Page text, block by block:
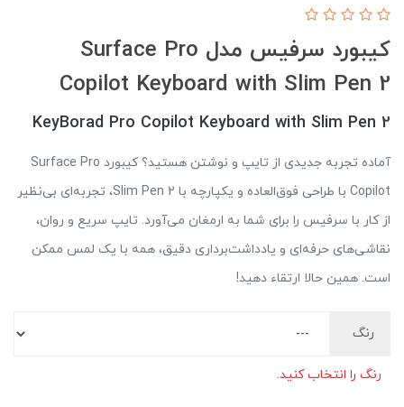
کیبورد سرفیس مدل Surface Pro
Copilot Keyboard with Slim Pen 2
KeyBorad Pro Copilot Keyboard with Slim Pen 2
آماده تجربه جدیدی از تایپ و نوشتن هستید؟ کیبورد Surface Pro
Copilot با طراحی فوق‌العاده و یکپارچه با Slim Pen 2، تجربه‌ای بی‌نظیر
از کار با سرفیس را برای شما به ارمغان می‌آورد. تایپ سریع و روان،
نقاشی‌های حرفه‌ای و یادداشت‌برداری دقیق، همه با یک لمس ممکن
است. همین حالا ارتقاء دهید!
رنگ
رنگ را انتخاب کنید.